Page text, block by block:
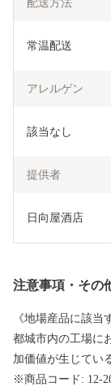
配送方法
常温配送
アレルゲン
該当なし
提供者
日向屋酒店
注意事項・その
《地場産品に該当
都城市内の工場に
加価値が生じてい
※商品コード: 12-